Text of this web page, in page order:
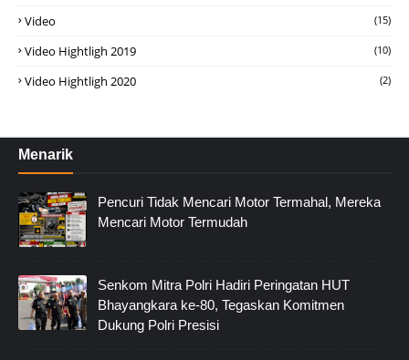
Video (15)
Video Hightligh 2019 (10)
Video Hightligh 2020 (2)
Menarik
Pencuri Tidak Mencari Motor Termahal, Mereka
Mencari Motor Termudah
Senkom Mitra Polri Hadiri Peringatan HUT
Bhayangkara ke-80, Tegaskan Komitmen
Dukung Polri Presisi